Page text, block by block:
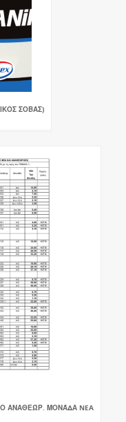
ΣΟΒΑΣ)
ΑΝΑΘΕΏΡ. ΜΟΝΆΔΑ NEA